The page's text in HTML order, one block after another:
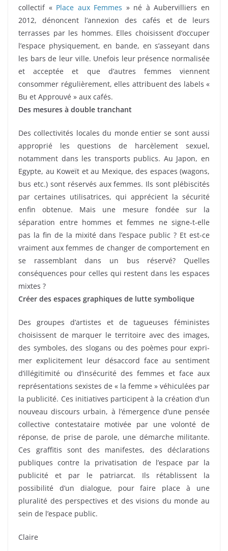
collectif « Place aux Femmes » né à Aubervilliers en
2012, dénoncent l’annexion des cafés et de leurs
terrasses par les hommes. Elles choisissent d’occuper
l’espace physiquement, en bande, en s’asseyant dans
les bars de leur ville. Unefois leur présence normalisée
et acceptée et que d’autres femmes viennent
consommer régulièrement, elles attribuent des labels «
Bu et Approuvé » aux cafés.
Des mesures à double tranchant
Des collectivités locales du monde entier se sont aussi
approprié les questions de harcèlement sexuel,
notamment dans les transports publics. Au Japon, en
Egypte, au Koweït et au Mexique, des espaces (wagons,
bus etc.) sont réservés aux femmes. Ils sont plébiscités
par certaines utilisatrices, qui apprécient la sécurité
enfin obtenue. Mais une mesure fondée sur la
séparation entre hommes et femmes ne signe-t-elle
pas la fin de la mixité dans l’espace public ? Et est-ce
vraiment aux femmes de changer de comportement en
se rassemblant dans un bus réservé? Quelles
conséquences pour celles qui restent dans les espaces
mixtes ?
Créer des espaces graphiques de lutte symbolique
Des groupes d’artistes et de tagueuses féministes
choisissent de marquer le territoire avec des images,
des symboles, des slogans ou des poèmes pour expri-
mer explicitement leur désaccord face au sentiment
d’illégitimité ou d’insécurité des femmes et face aux
représentations sexistes de « la femme » véhiculées par
la publicité. Ces initiatives participent à la création d’un
nouveau discours urbain, à l’émergence d’une pensée
collective contestataire motivée par une volonté de
réponse, de prise de parole, une démarche militante.
Ces graffitis sont des manifestes, des déclarations
publiques contre la privatisation de l’espace par la
publicité et par le patriarcat. Ils rétablissent la
possibilité d’un dialogue, pour faire place à une
pluralité des perspectives et des visions du monde au
sein de l’espace public.
Claire